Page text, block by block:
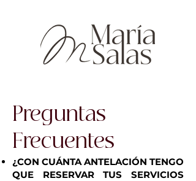
Preguntas
Frecuentes
¿CON CUÁNTA ANTELACIÓN TENGO
QUE RESERVAR TUS SERVICIOS